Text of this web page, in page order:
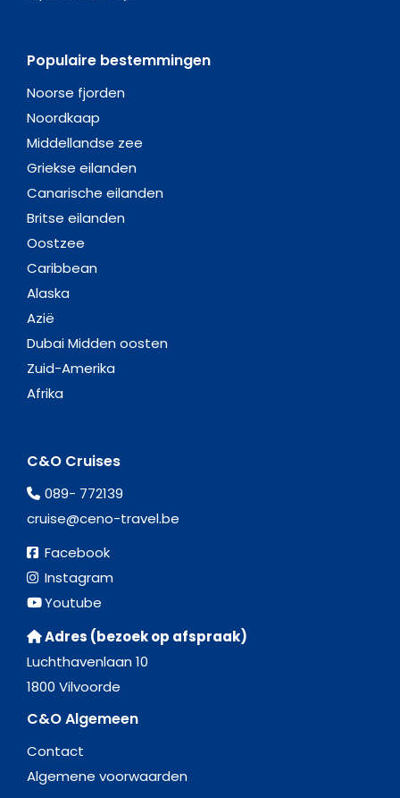
Populaire bestemmingen
Noorse fjorden
Noordkaap
Middellandse zee
Griekse eilanden
Canarische eilanden
Britse eilanden
Oostzee
Caribbean
Alaska
Azië
Dubai Midden oosten
Zuid-Amerika
Afrika
C&O Cruises
089- 772139
cruise@ceno-travel.be
Facebook
Instagram
Youtube
Adres (bezoek op afspraak)
Luchthavenlaan 10
1800 Vilvoorde
C&O Algemeen
Contact
Algemene voorwaarden